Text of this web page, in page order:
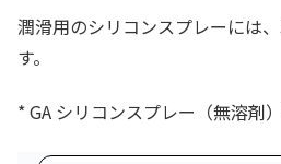
潤滑用のシリコンスプレーには
す。
* GA シリコンスプレー（無溶剤